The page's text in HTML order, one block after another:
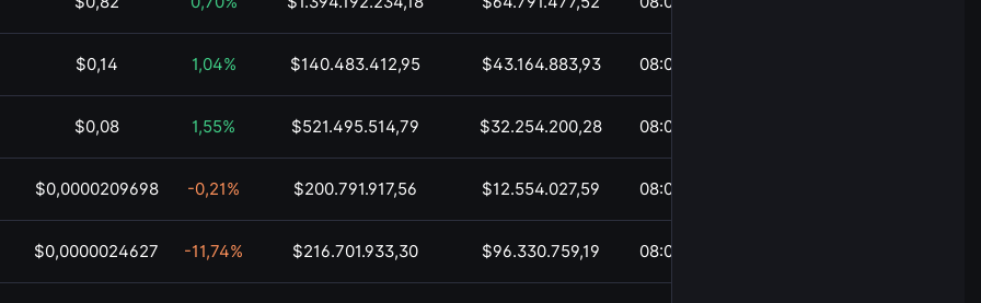
$0,14 1,04% $140.483.412,95 $43.164.883,93 08:03
$0,08 1,55% $521.495.514,79 $32.254.200,28 08:03
$0,0000209698 -0,21% $200.791.917,56 $12.554.027,59 08:03
$0,0000024627 -11,74% $216.701.933,30 $96.330.759,19 08:03